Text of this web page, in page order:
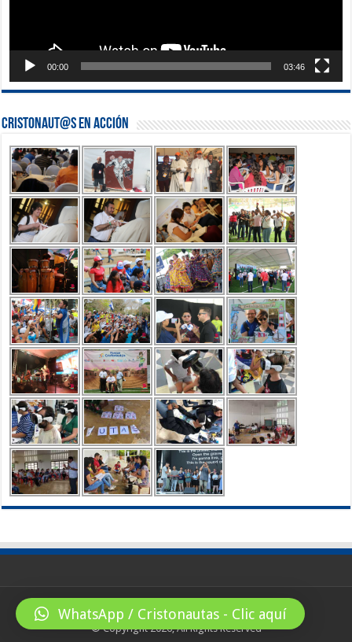
00:00 03:46
Cristonaut@s en Acción
© Copyright 2026, All Rights Reserved
WhatsApp / Cristonautas - Clic aquí